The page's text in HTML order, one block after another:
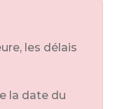
les délais
la date du